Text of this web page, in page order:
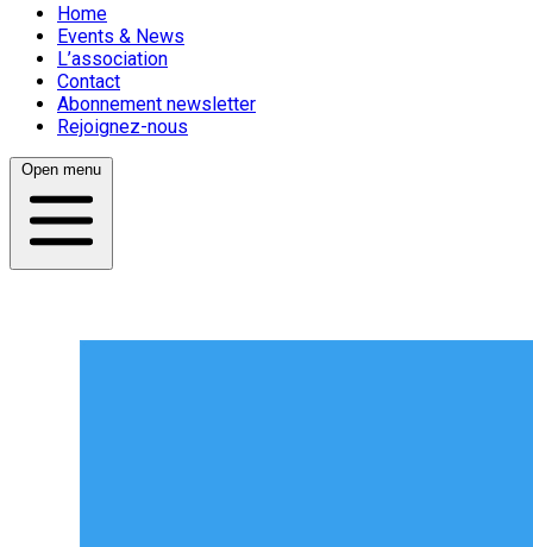
Home
Events & News
L’association
Contact
Abonnement newsletter
Rejoignez-nous
Open menu